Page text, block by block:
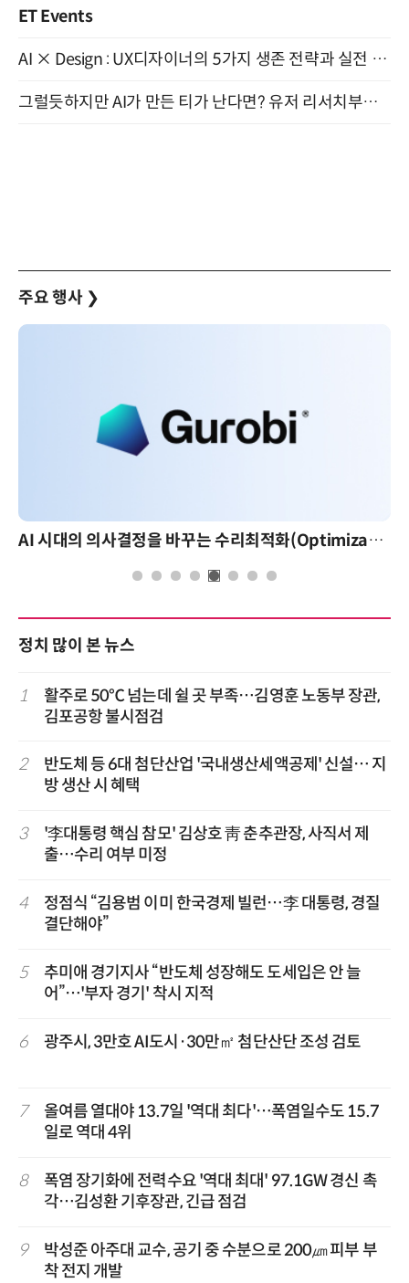
ET Events
AI × Design : UX디자이너의 5가지 생존 전략과 실전 대응 8월 28일 개최
그럴듯하지만 AI가 만든 티가 난다면? 유저 리서치부터 배포까지! (9/15)
주요 행사 ❯
AI 시대의 의사결정을 바꾸는 수리최적화(Optimization): 실제 산업 적용 사례와 활용 전략 AI 핀
정치 많이 본 뉴스
1
활주로 50℃ 넘는데 쉴 곳 부족…김영훈 노동부 장관,
김포공항 불시점검
2
반도체 등 6대 첨단산업 '국내생산세액공제' 신설… 지
방 생산 시 혜택
3
'李대통령 핵심 참모' 김상호 靑 춘추관장, 사직서 제
출…수리 여부 미정
4
정점식 “김용범 이미 한국경제 빌런…李 대통령, 경질
결단해야”
5
추미애 경기지사 “반도체 성장해도 도세입은 안 늘
어”…'부자 경기' 착시 지적
6 광주시, 3만호 AI도시·30만㎡ 첨단산단 조성 검토
7
올여름 열대야 13.7일 '역대 최다'…폭염일수도 15.7
일로 역대 4위
8
폭염 장기화에 전력수요 '역대 최대' 97.1GW 경신 촉
각…김성환 기후장관, 긴급 점검
9
박성준 아주대 교수, 공기 중 수분으로 200㎛ 피부 부
착 전지 개발